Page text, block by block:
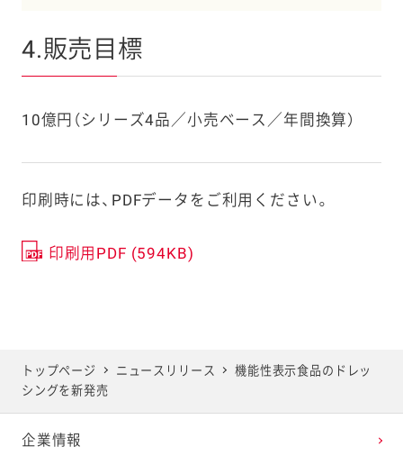
4.販売目標
10億円（シリーズ4品／小売ベース／年間換算）
印刷時には、PDFデータをご利用ください。
印刷用PDF (594KB)
トップページ ニュースリリース
機能性表示食品のドレッ
シングを新発売
企業情報